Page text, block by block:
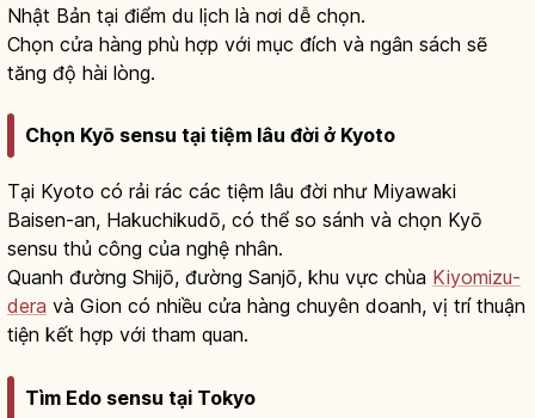
Nhật Bản tại điểm du lịch là nơi dễ chọn.
Chọn cửa hàng phù hợp với mục đích và ngân sách sẽ
tăng độ hài lòng.
Chọn Kyō sensu tại tiệm lâu đời ở Kyoto
Tại Kyoto có rải rác các tiệm lâu đời như Miyawaki
Baisen-an, Hakuchikudō, có thể so sánh và chọn Kyō
sensu thủ công của nghệ nhân.
Quanh đường Shijō, đường Sanjō, khu vực chùa Kiyomizu-
dera và Gion có nhiều cửa hàng chuyên doanh, vị trí thuận
tiện kết hợp với tham quan.
Tìm Edo sensu tại Tokyo